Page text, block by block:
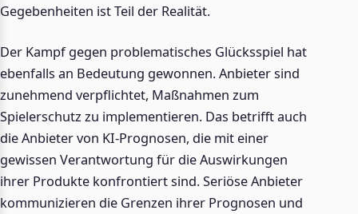
Gegebenheiten ist Teil der Realität.
Der Kampf gegen problematisches Glücksspiel hat
ebenfalls an Bedeutung gewonnen. Anbieter sind
zunehmend verpflichtet, Maßnahmen zum
Spielerschutz zu implementieren. Das betrifft auch
die Anbieter von KI-Prognosen, die mit einer
gewissen Verantwortung für die Auswirkungen
ihrer Produkte konfrontiert sind. Seriöse Anbieter
kommunizieren die Grenzen ihrer Prognosen und